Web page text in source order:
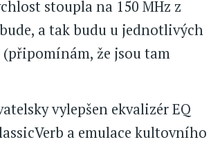
stoupla na 150 MHz z
a tak budu u jednotlivých
že jsou tam
vylepšen ekvalizér EQ
a emulace kultovního